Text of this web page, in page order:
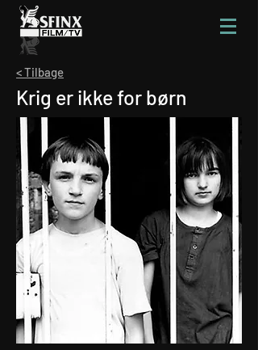
< Tilbage
Krig er ikke for børn